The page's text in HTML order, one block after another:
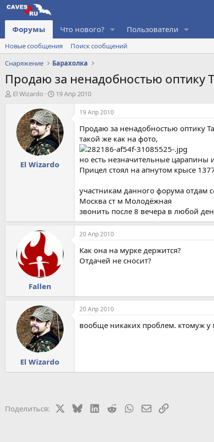
Форумы Что нового? Пользователи
Новые сообщения
Поиск сообщений
Снаряжение
Барахолка
Продаю за ненадобностью оптику
А
El Wizardo
Д
а
н
а
ч
л
19 Апр 2010
El Wizardo
19 Апр 2010
Продаю за ненадобностью оптику
такой же как на фото,
но есть незначительные царапины
Прицел стоял на апнутом крысе
участникам данного форума отдам
Москва ст м Молодёжная
звонить после 8 вечера в любой
Fallen
20 Апр 2010
Как она на мурке держится?
Отдачей не сносит?
El Wizardo
20 Апр 2010
вообще никаких проблем. ктомуж у
Поделиться: BlueskyLinkedIn
Reddit WhatsApp
Электронная
Ссылка